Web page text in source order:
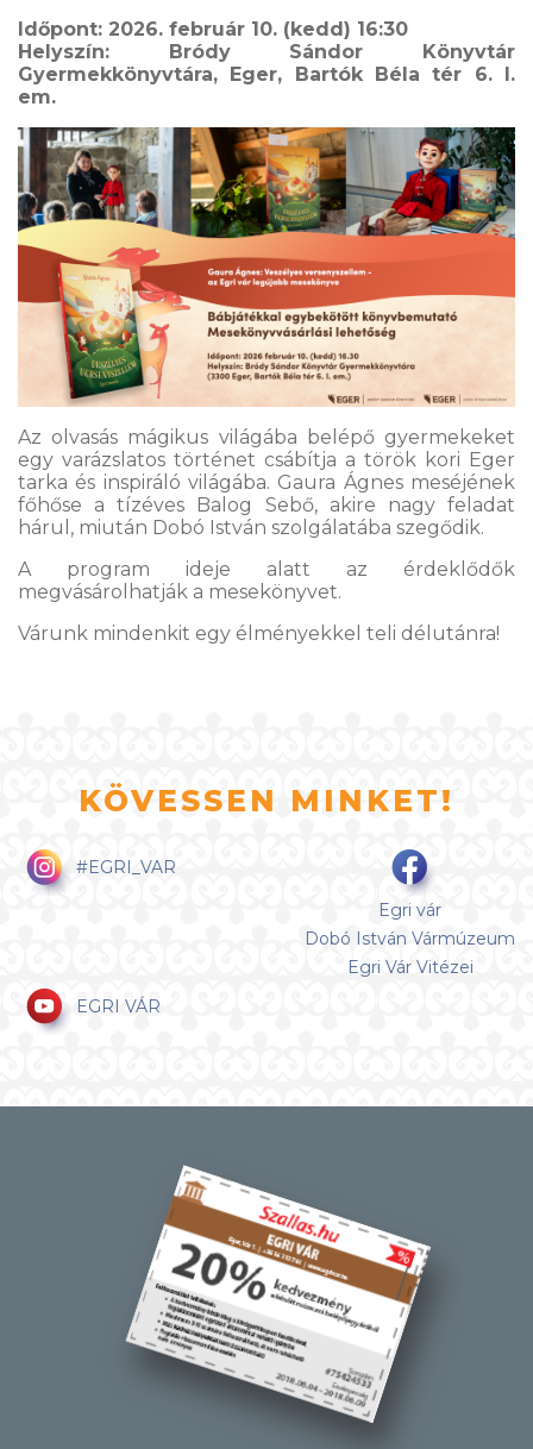
Időpont: 2026. február 10. (kedd) 16:30
Helyszín: Bródy Sándor Könyvtár
Gyermekkönyvtára, Eger, Bartók Béla tér 6. I.
em.
Az olvasás mágikus világába belépő gyermekeket
egy varázslatos történet csábítja a török kori Eger
tarka és inspiráló világába. Gaura Ágnes meséjének
főhőse a tízéves Balog Sebő, akire nagy feladat
hárul, miután Dobó István szolgálatába szegődik.
A program ideje alatt az érdeklődők
megvásárolhatják a mesekönyvet.
Várunk mindenkit egy élményekkel teli délutánra!
KÖVESSEN MINKET!
#EGRI_VAR
Egri vár
Dobó István Vármúzeum
Egri Vár Vitézei
EGRI VÁR